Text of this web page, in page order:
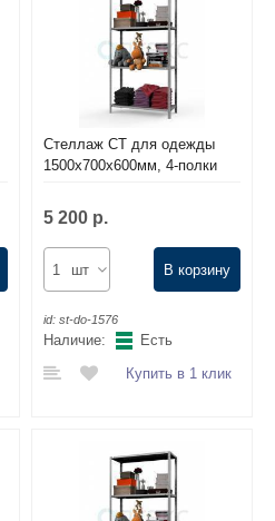
Стеллаж СТ для одежды
1500х700х600мм, 4-полки
5 200 р.
шт В корзину
id: st-do-1576
Наличие:
Есть
Купить в 1 клик